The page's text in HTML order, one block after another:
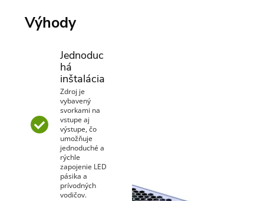
Výhody
Jednoduc
há
inštalácia
Zdroj je
vybavený
svorkami na
vstupe aj
výstupe, čo
umožňuje
jednoduché a
rýchle
zapojenie LED
pásika a
prívodných
vodičov.